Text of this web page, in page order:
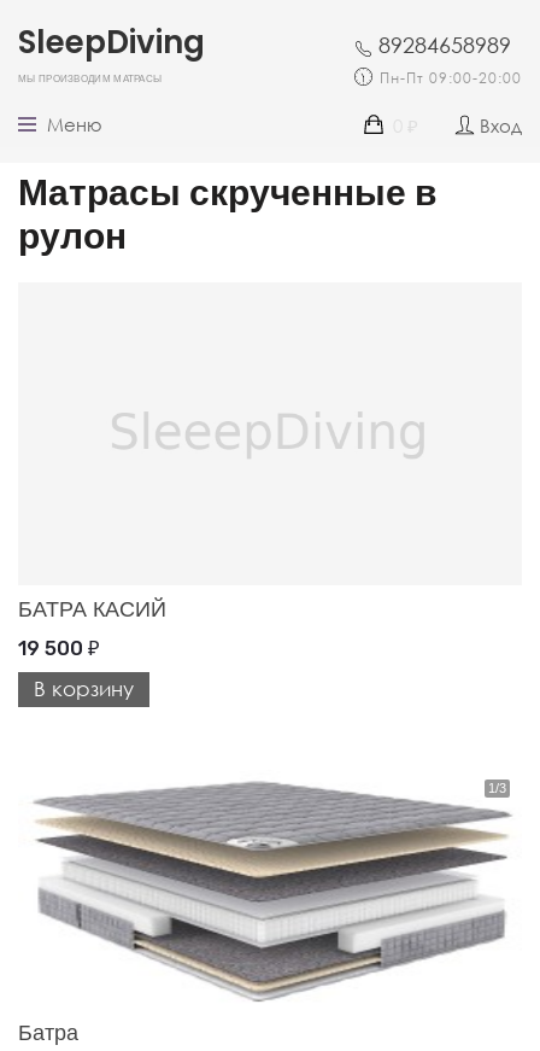
SleepDiving
Мы производим матрасы
89284658989
Пн-Пт 09:00-20:00
Меню Вход
Матрасы скрученные в
рулон
БАТРА КАСИЙ
19 500 ₽
В корзину
Батра